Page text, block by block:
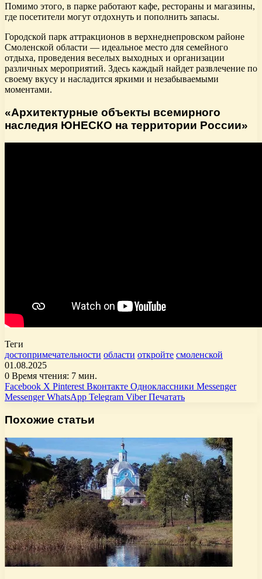
Помимо этого, в парке работают кафе, рестораны и магазины,
где посетители могут отдохнуть и пополнить запасы.
Городской парк аттракционов в верхнеднепровском районе
Смоленской области — идеальное место для семейного
отдыха, проведения веселых выходных и организации
различных мероприятий. Здесь каждый найдет развлечение по
своему вкусу и насладится яркими и незабываемыми
моментами.
«Архитектурные объекты всемирного
наследия ЮНЕСКО на территории России»
Теги
достопримечательности области откройте смоленской
01.08.2025
0 Время чтения: 7 мин.
Facebook X Pinterest Вконтакте Одноклассники Messenger
Messenger WhatsApp Telegram Viber Печатать
Похожие статьи